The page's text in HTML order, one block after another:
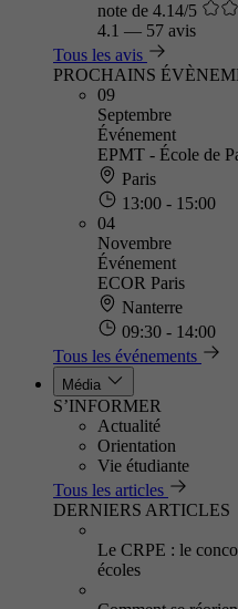
note de 4.14/5
4.1 — 57 avis
Tous les avis
PROCHAINS
09
Septembre
Événement
EPMT - École de
Paris
13:00 - 15:00
04
Novembre
Événement
ECOR Paris
Nanterre
09:30 - 14:00
Tous les événements
Média
S’INFORMER
Actualité
Orientation
Vie étudiante
Tous les articles
DERNIERS ARTICLES
Le CRPE : le
écoles